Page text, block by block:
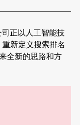
正以人工智能技
新定义搜索排名
全新的思路和方